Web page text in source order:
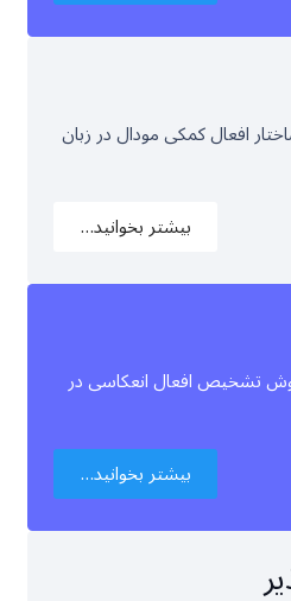
افعال کمکی مودال در زبان
بیشتر بخوانید…
تشخیص افعال انعکاسی در
بیشتر بخوانید…